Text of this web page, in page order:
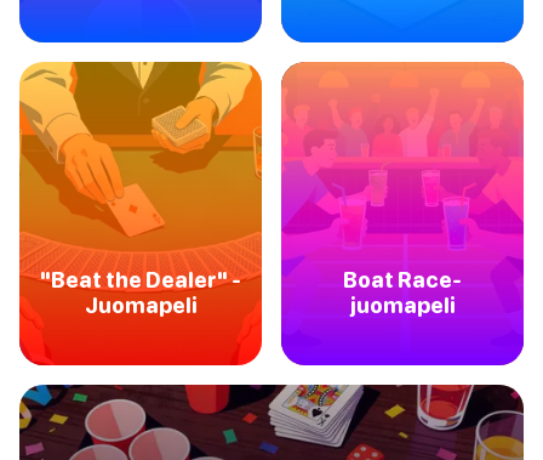
"Beat the Dealer" -
Juomapeli
Boat Race-
juomapeli